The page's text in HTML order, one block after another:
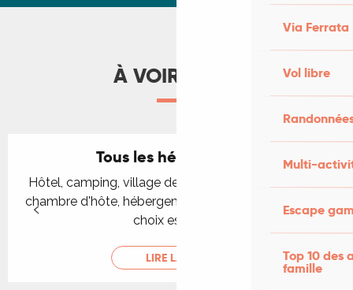
Via Ferrata
Vol libre
Multi-
Escape
Top 10 des
famille
Camping du Port
À VOIR AUSSI
Tous les hébergements
Hôtel, camping, village de vacances, gîte et location,
chambre d'hôte, hébergement insolite : dans le Lot, le
choix est grand !
LIRE LA SUITE